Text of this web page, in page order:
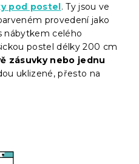
pod postel. Ty jsou ve
provedení jako
nábytkem celého
postel délky 200 cm
zásuvky nebo jednu
uklizené, přesto na